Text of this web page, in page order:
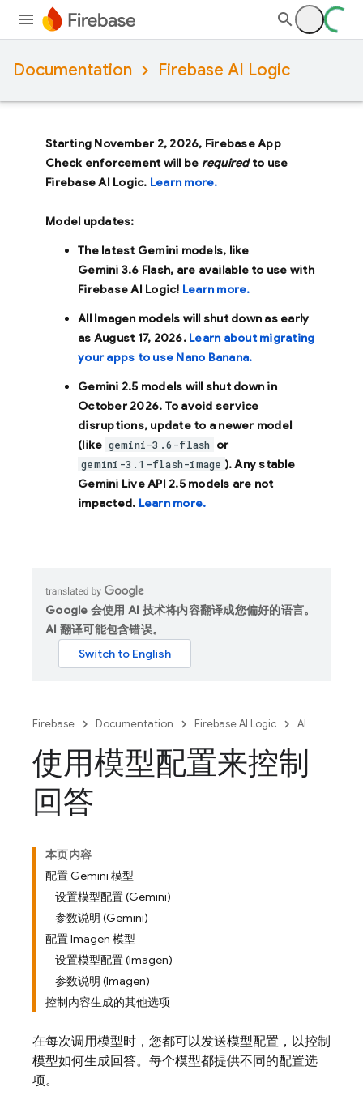
Documentation Firebase AI Logic
Starting November 2, 2026, Firebase App
Check enforcement will be requiredto use
Firebase AI Logic. Learn more.
Model updates:
The latest Gemini models, like
Gemini 3.6 Flash, are available to use with
Firebase AI Logic! Learn more.
All Imagen models will shut down as early
as August 17, 2026. Learn about migrating
your apps to use Nano Banana.
Gemini 2.5 models will shut down in
October 2026. To avoid service
disruptions, update to a newer model
(like gemini-3.6-flash or
gemini-3.1-flash-image ). Any stable
Gemini Live API 2.5 models are not
impacted. Learn more.
Google 会使用 AI 技术将内容翻译成您偏好的语言。
AI 翻译可能包含错误。
Firebase Documentation Firebase AI Logic AI
使用模型配置来控制
回答
本页内容
配置 Gemini 模型
设置模型配置 (Gemini)
参数说明 (Gemini)
配置 Imagen 模型
设置模型配置 (Imagen)
参数说明 (Imagen)
控制内容生成的其他选项
在每次调用模型时，您都可以发送模型配置，以控制
模型如何生成回答。每个模型都提供不同的配置选
项。